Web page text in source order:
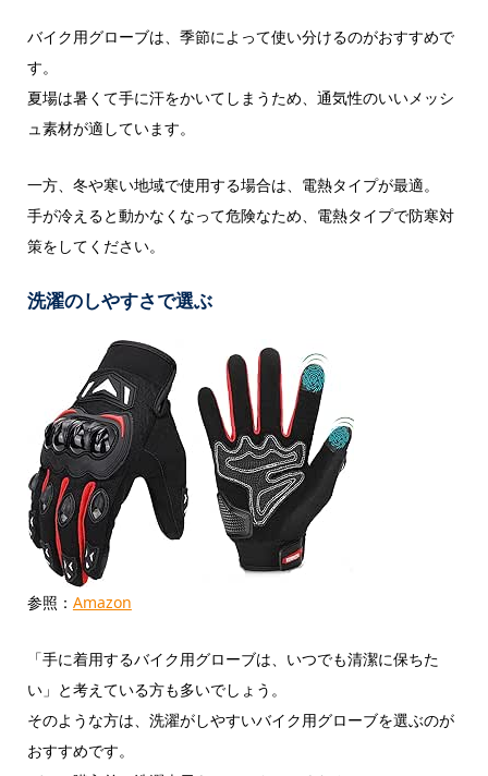
バイク用グローブは、季節によって使い分けるのがおすすめで
す。
夏場は暑くて手に汗をかいてしまうため、通気性のいいメッシ
ュ素材が適しています。
一方、冬や寒い地域で使用する場合は、電熱タイプが最適。
手が冷えると動かなくなって危険なため、電熱タイプで防寒対
策をしてください。
洗濯のしやすさで選ぶ
参照： Amazon
「手に着用するバイク用グローブは、いつでも清潔に保ちた
い」と考えている方も多いでしょう。
そのような方は、洗濯がしやすいバイク用グローブを選ぶのが
おすすめです。